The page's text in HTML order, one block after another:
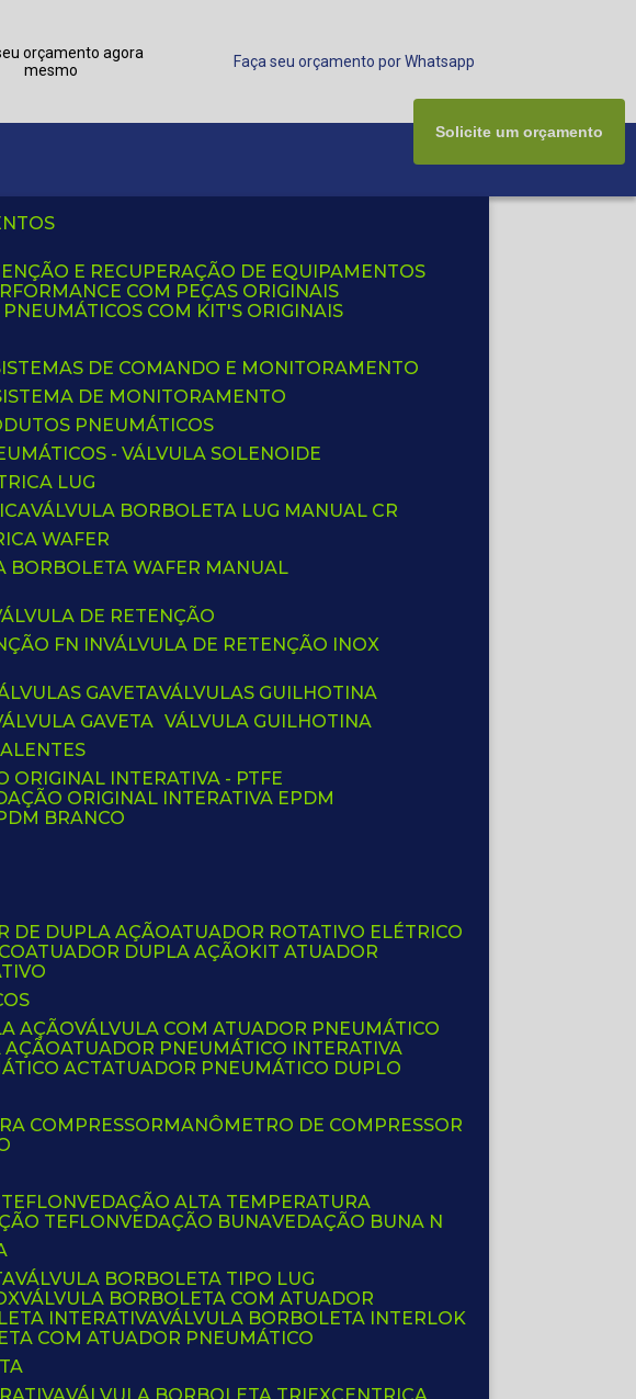
orçamento agora
mesmo
Faça seu orçamento por Whatsapp
E RECUPERAÇÃO DE EQUIPAMENTOS
COM PEÇAS ORIGINAIS
COM KIT'S ORIGINAIS
DE COMANDO E MONITORAMENTO
SISTEMA DE MONITORAMENTO
PNEUMÁTICOS
- VÁLVULA SOLENOIDE
LUG
VÁLVULA BORBOLETA LUG MANUAL CR
WAFER
BORBOLETA WAFER MANUAL
VÁLVULA DE RETENÇÃO
FN IN VÁLVULA DE RETENÇÃO INOX
GAVETA
VÁLVULA GAVETA
VÁLVULAS GUILHOTINA
VÁLVULA GUILHOTINA
ORIGINAL INTERATIVA - PTFE
ORIGINAL INTERATIVA EPDM
BRANCO
DE DUPLA AÇÃO
ATUADOR ROTATIVO ELÉTRICO
ATUADOR DUPLA AÇÃO
KIT ATUADOR
AÇÃO VÁLVULA COM ATUADOR PNEUMÁTICO
AÇÃO
ATUADOR PNEUMÁTICO INTERATIVA
ACT
ATUADOR PNEUMÁTICO DUPLO
COMPRESSOR
MANÔMETRO DE COMPRESSOR
TEFLON
VEDAÇÃO ALTA TEMPERATURA
TEFLON VEDAÇÃO BUNA VEDAÇÃO BUNA N
VÁLVULA BORBOLETA TIPO LUG
VÁLVULA BORBOLETA COM ATUADOR
INTERATIVA VÁLVULA BORBOLETA INTERLOK
COM ATUADOR PNEUMÁTICO
Solicite um orçamento